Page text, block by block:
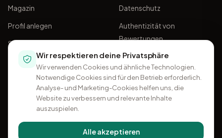
Magazin
Profil anlegen
Sponsoring
Datenschutz
Authentizität von
Bewertungen
AGB
Wir respektieren deine Privatsphäre
Wir verwenden Cookies und ähnliche Technologien.
Notwendige Cookies sind für den Betrieb erforderlich.
Analyse- und Marketing-Cookies helfen uns, die
Website zu verbessern und relevante Inhalte
auszuspielen.
Alle akzeptieren